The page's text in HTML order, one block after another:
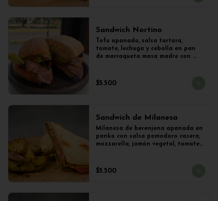
Sandwich Nortino
Tofu apanado, salsa tartara,
tomate, lechuga y cebolla en pan
de marraqueta masa madre con
$5.500
Sandwich de Milanesa
Milanesa de berenjena apanada en
panko con salsa pomodoro casera,
mozzarella, jamón vegetal, tomate,
$5.500